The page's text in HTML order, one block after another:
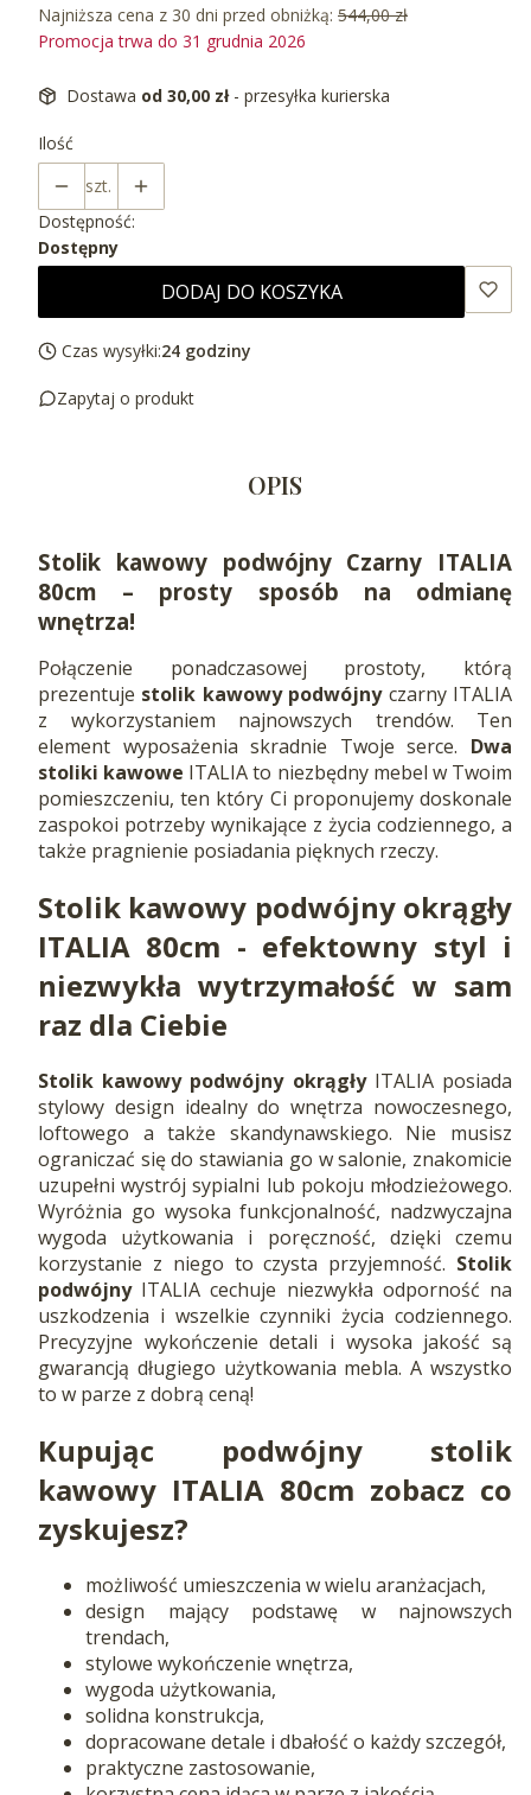
Najniższa cena z 30 dni przed obniżką: 544,00 zł
Promocja trwa do 31 grudnia 2026
Dostawa od 30,00 zł - przesyłka kurierska
Ilość
szt.
Dostępność:
Dostępny
DODAJ DO KOSZYKA
Czas wysyłki:24 godziny
Zapytaj o produkt
OPIS
Stolik kawowy podwójny Czarny ITALIA
80cm – prosty sposób na odmianę
wnętrza!
Połączenie ponadczasowej prostoty, którą
prezentuje stolik kawowy podwójnyczarny ITALIA
z wykorzystaniem najnowszych trendów. Ten
element wyposażenia skradnie Twoje serce. Dwa
stoliki kawowe ITALIA to niezbędny mebel w Twoim
pomieszczeniu, ten który Ci proponujemy doskonale
zaspokoi potrzeby wynikające z życia codziennego, a
także pragnienie posiadania pięknych rzeczy.
Stolik kawowy podwójny okrągły
ITALIA 80cm - efektowny styl i
niezwykła wytrzymałość w sam
raz dla Ciebie
Stolik kawowy podwójny okrągłyITALIA posiada
stylowy design idealny do wnętrza nowoczesnego,
loftowego a także skandynawskiego. Nie musisz
ograniczać się do stawiania go w salonie, znakomicie
uzupełni wystrój sypialni lub pokoju młodzieżowego.
Wyróżnia go wysoka funkcjonalność, nadzwyczajna
wygoda użytkowania i poręczność, dzięki czemu
korzystanie z niego to czysta przyjemność. Stolik
podwójnyITALIA cechuje niezwykła odporność na
uszkodzenia i wszelkie czynniki życia codziennego.
Precyzyjne wykończenie detali i wysoka jakość są
gwarancją długiego użytkowania mebla. A wszystko
to w parze z dobrą ceną!
Kupując podwójny stolik
kawowy ITALIA 80cm zobacz co
zyskujesz?
możliwość umieszczenia w wielu aranżacjach,
design mający podstawę w najnowszych
trendach,
stylowe wykończenie wnętrza,
wygoda użytkowania,
solidna konstrukcja,
dopracowane detale i dbałość o każdy szczegół,
praktyczne zastosowanie,